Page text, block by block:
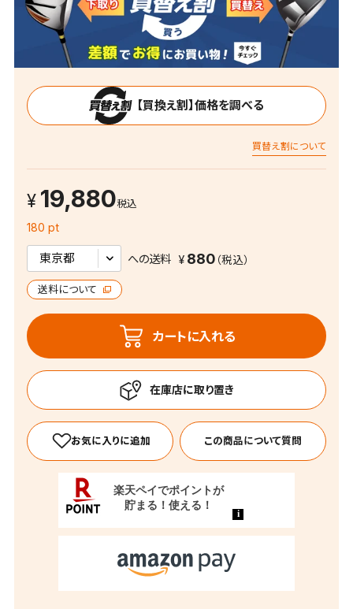
【買換え割】価格を調べる
買替え割について
19,880税込
180 pt
への送料 880
送料について
カートに入れる
この商品について質問